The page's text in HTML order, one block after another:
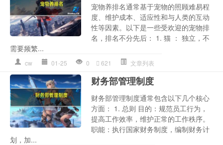
宠物养排名通常基于宠物的照顾难易程
度、维护成本、适应性和与人类的互动
性等因素。以下是一些受欢迎的宠物排
名，排名不分先后： 1. 猫 ： 独立，不
需要频繁...
cw 01-25 0 621 文章列表
财务部管理制度
财务部管理制度通常包含以下几个核心
方面： 1. 总则 目的：规范员工行为，
提高工作效率，维护正常的工作秩序。
职能：执行国家财务制度，编制财务计
划，加...